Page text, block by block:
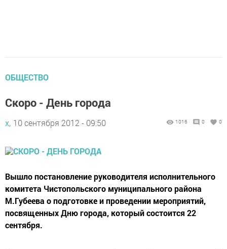
ОБЩЕСТВО
Скоро - День города
х, 10 сентября 2012 - 09:50 1016 0 0
Вышло постановление руководителя исполнительного
комитета Чистопольского муниципального района
М.Губеева о подготовке и проведении мероприятий,
посвященных Дню города, который состоится 22
сентября.